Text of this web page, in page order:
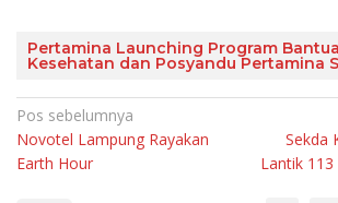
Pertamina Launching Program
Kesehatan dan Posyandu Pertamina
Navigasi
pos
Pos sebelumnya
Novotel Lampung Rayakan
Earth Hour
Sekda
Lantik